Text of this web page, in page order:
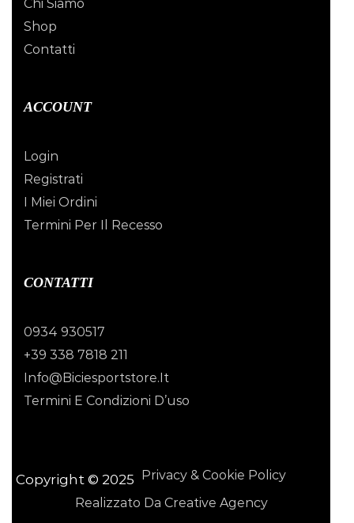
Chi Siamo
Shop
Contatti
ACCOUNT
Login
Registrati
I Miei Ordini
Termini Per Il Recesso
CONTATTI
0934 930517
+39 338 7818 211
Info@biciesportstore.it
Termini E Condizioni D’uso
Copyright © 2025
Privacy & Cookie Policy
Realizzato Da Creative Agency